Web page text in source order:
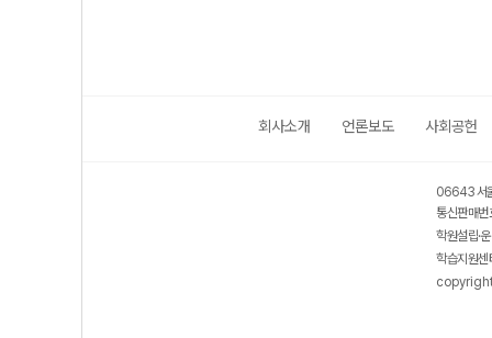
회사소개 언론보도 사회공헌
06643 서
통신판매
학원설립·
학습지원